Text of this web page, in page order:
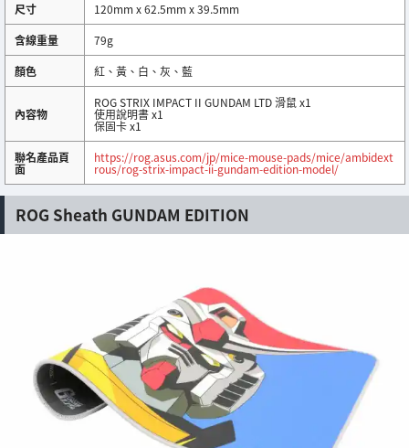
尺寸
120mm x 62.5mm x 39.5mm
含線重量
79g
顏色
紅、黃、白、灰、藍
內容物
ROG STRIX IMPACT II GUNDAM LTD 滑鼠 x1
使用說明書 x1
保固卡 x1
聯名產品頁
面
https://rog.asus.com/jp/mice-mouse-pads/mice/ambidext
rous/rog-strix-impact-ii-gundam-edition-model/
ROG Sheath GUNDAM EDITION